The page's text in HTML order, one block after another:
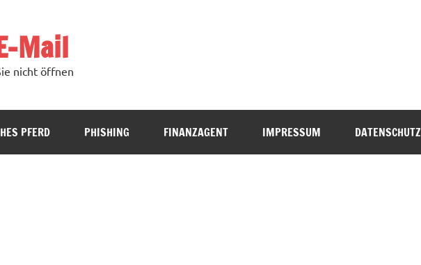
Mail
nicht öffnen
PFERD PHISHING FINANZAGENT IMPRESSUM DATENSCHUTZ